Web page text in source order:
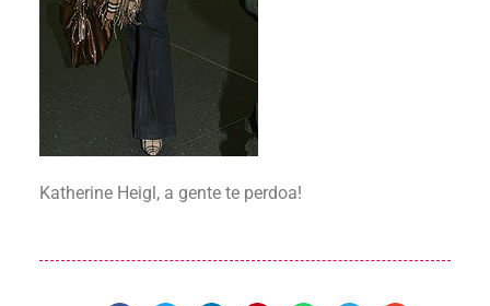
Katherine Heigl, a gente te perdoa!